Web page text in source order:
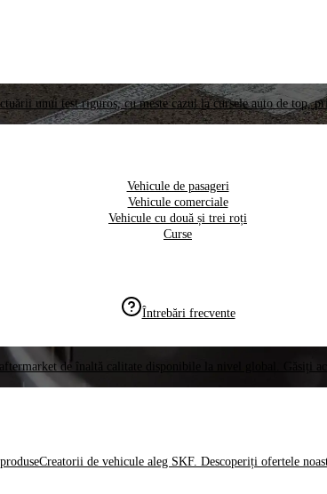
unui test riguros, cu meste cazul la cursele auto de top,
Vehicule de pasageri
Vehicule comerciale
Vehicule cu două și trei roți
Curse
Întrebări frecvente
de înaltă calitate disponibile la nivel global. Găsiți
Creatorii de vehicule aleg SKF. Descoperiți ofertele